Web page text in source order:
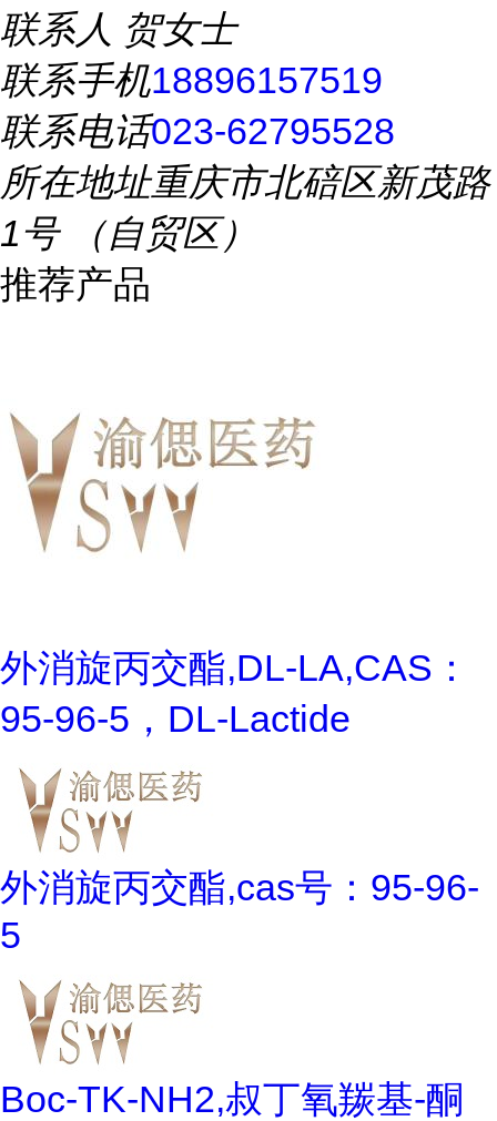
联系人 贺女士
联系手机18896157519
联系电话023-62795528
所在地址重庆市北碚区新茂路
1号 （自贸区）
推荐产品
外消旋丙交酯,DL-LA,CAS：
95-96-5，DL-Lactide
外消旋丙交酯,cas号：95-96-
5
Boc-TK-NH2,叔丁氧羰基-酮